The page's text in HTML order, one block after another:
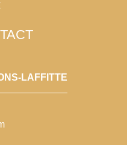
LAFFITTE